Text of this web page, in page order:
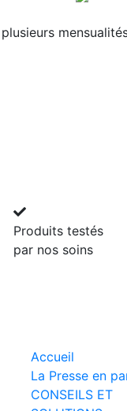
Produits testés
par nos soins
Accueil
La Presse en
CONSEILS ET